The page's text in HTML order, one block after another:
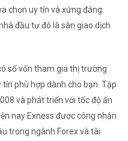
chọn uy tín và xứng đáng
đầu tư đó là sàn giao dịch
số vốn tham gia thị trường
tín phù hợp dành cho bạn. Tập
và phát triển với tốc độ ấn
nay Exness được công nhận
trong ngành Forex và tài